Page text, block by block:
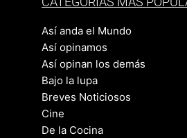
Así anda el Mundo
Así opinamos
Así opinan los demás
Bajo la lupa
Breves Noticiosos
Cine
De la Cocina